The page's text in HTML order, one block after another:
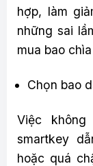
hợp, làm
những sai
mua bao
Chọn bao
Việc
smartkey
hoặc quá